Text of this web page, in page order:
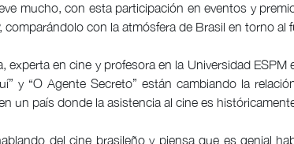
mucho, con esta participación en eventos y
comparándolo con la atmósfera de Brasil en torno al
experta en cine y profesora en la Universidad
y “O Agente Secreto” están cambiando la
un país donde la asistencia al cine es
del cine brasileño y piensa que es genial